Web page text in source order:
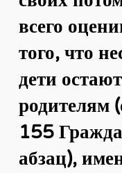
всего
того, что
дети
родителям
155
абзац),